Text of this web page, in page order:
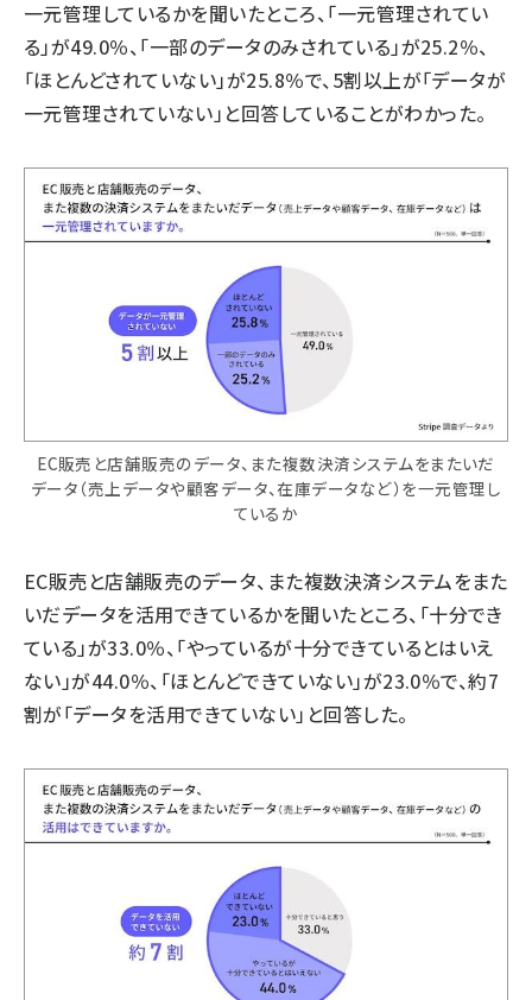
一元管理しているかを聞いたところ、「一元管理されてい
る」が49.0％、「一部のデータのみされている」が25.2％、
「ほとんどされていない」が25.8％で、5割以上が「データが
一元管理されていない」と回答していることがわかった。
EC販売と店舗販売のデータ、また複数決済システムをまたいだ
データ（売上データや顧客データ、在庫データなど）を一元管理し
ているか
EC販売と店舗販売のデータ、また複数決済システムをまた
いだデータを活用できているかを聞いたところ、「十分でき
ている」が33.0％、「やっているが十分できているとはいえ
ない」が44.0％、「ほとんどできていない」が23.0％で、約7
割が「データを活用できていない」と回答した。